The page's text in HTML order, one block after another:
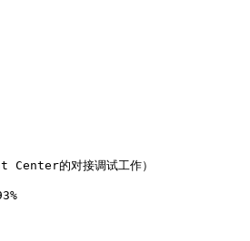
Center的对接调试工作）